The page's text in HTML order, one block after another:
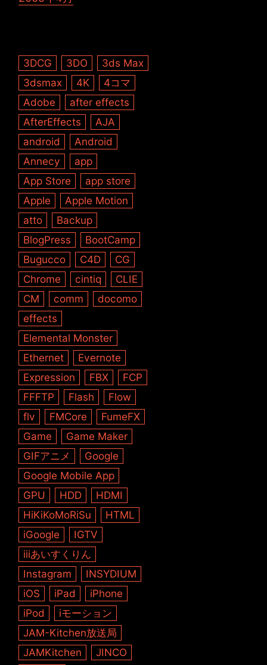
3DCG 3DO
3ds Max
3dsmax
4K
4コマ
Adobe
after effects
AfterEffects
AJA
android
Android
Annecy
app
App Store
app store
Apple
Apple Motion
atto
Backup
BlogPress
BootCamp
Bugucco
C4D
CG
Chrome
cintiq
CLIE
CM
comm
docomo
effects
Elemental Monster
Ethernet
Evernote
Expression
FBX
FCP
FFFTP
Flash
Flow
flv
FMCore
FumeFX
Game
Game Maker
GIFアニメ
Google
Google Mobile App
GPU
HDD
HDMI
HiKiKoMoRiSu
HTML
iGoogle
IGTV
iiiあいすくりん
Instagram
INSYDIUM
iOS
iPad
iPhone
iPod
iモーション
JAM-Kitchen放送局
JAMKitchen
JINCO